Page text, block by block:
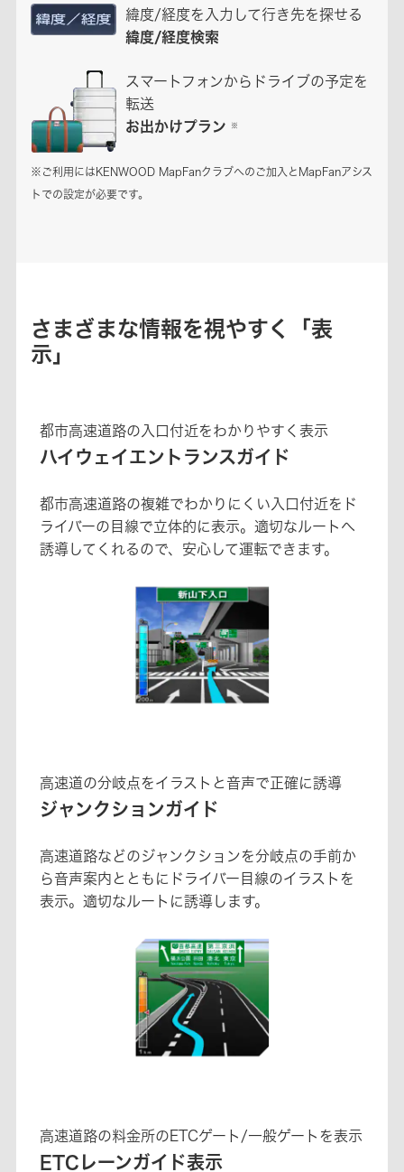
緯度/経度を入力して行き先を探せる
緯度/経度検索
スマートフォンからドライブの予定を
転送
お出かけプラン
※
※ご利用にはKENWOOD MapFanクラブへのご加入とMapFanアシス
トでの設定が必要です。
さまざまな情報を視やすく「表
示」
都市高速道路の入口付近をわかりやすく表示
ハイウェイエントランスガイド
都市高速道路の複雑でわかりにくい入口付近をド
ライバーの目線で立体的に表示。適切なルートへ
誘導してくれるので、安心して運転できます。
高速道の分岐点をイラストと音声で正確に誘導
ジャンクションガイド
高速道路などのジャンクションを分岐点の手前か
ら音声案内とともにドライバー目線のイラストを
表示。適切なルートに誘導します。
高速道路の料金所のETCゲート/一般ゲートを表示
ETCレーンガイド表示